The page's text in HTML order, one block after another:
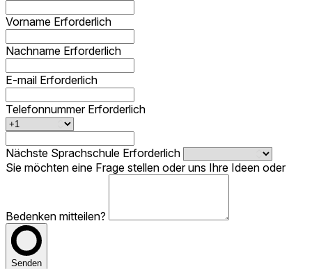
Vorname Erforderlich
Nachname Erforderlich
E-mail Erforderlich
Telefonnummer Erforderlich
Nächste Sprachschule Erforderlich
Sie möchten eine Frage stellen oder uns Ihre Ideen oder
Bedenken mitteilen?
Senden